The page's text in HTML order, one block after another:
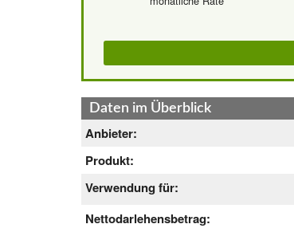
Daten im Überblick
Anbieter:
Produkt:
Verwendung für:
Nettodarlehensbetrag: